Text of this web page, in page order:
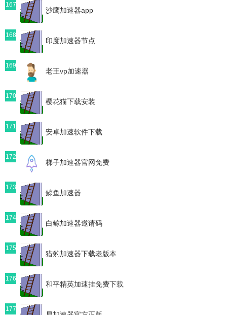
167
沙鹰加速器app
168
印度加速器节点
169
老王vp加速器
170
樱花猫下载安装
171
安卓加速软件下载
172
梯子加速器官网免费
173
鲸鱼加速器
174
白鲸加速器邀请码
175
猎豹加速器下载老版本
176
和平精英加速挂免费下载
177